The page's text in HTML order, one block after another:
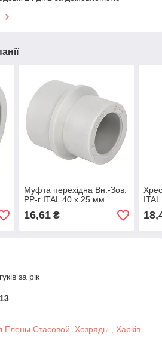
Муфта перехідна Вн.-Зов.
PP-r ITAL 40 x 25 мм
16,61₴
за рік
Стасовой. Хозряды., Харків,